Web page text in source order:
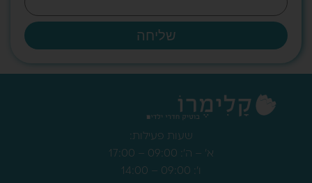
שליחה
שעות פעילות:
א' – ה': 09:00 – 17:00
ו': 09:00 – 14:00